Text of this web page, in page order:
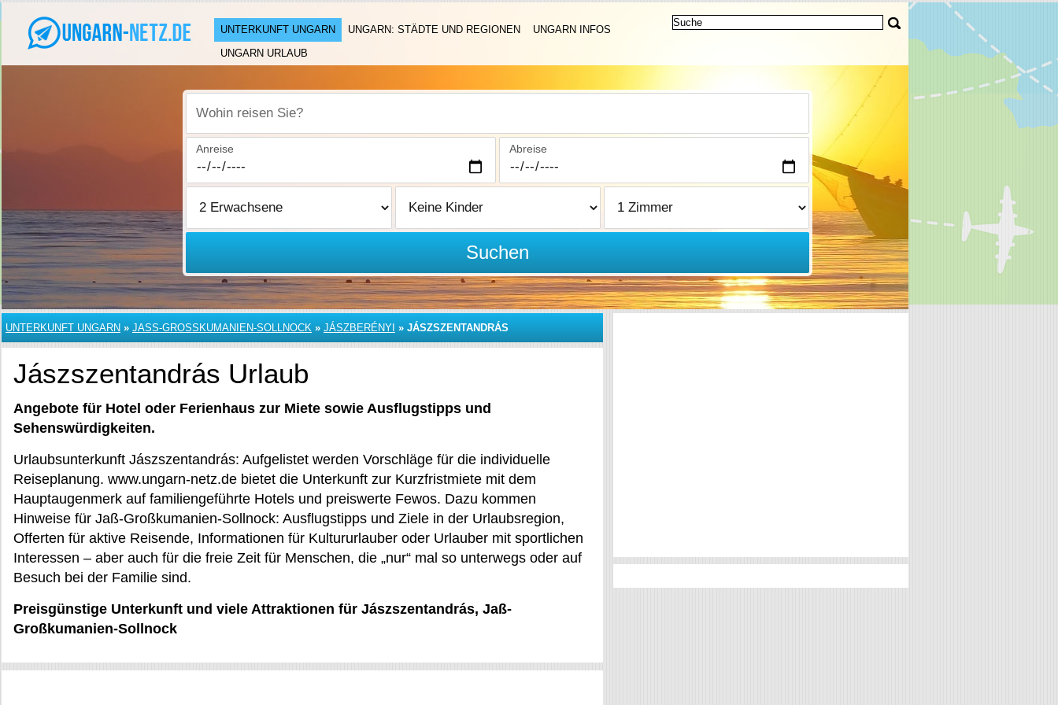
UNTERKUNFT UNGARN UNGARN: STÄDTE UND REGIONEN
UNGARN INFOS
UNGARN URLAUB
Wohin reisen Sie?
Anreise Abreise
Suchen
UNTERKUNFT UNGARN » JASS-GROSSKUMANIEN-SOLLNOCK » JÁSZBERÉNYI » JÁSZSZENTANDRÁS
Jászszentandrás Urlaub
Angebote für Hotel oder Ferienhaus zur Miete sowie Ausflugstipps und
Sehenswürdigkeiten.
Urlaubsunterkunft Jászszentandrás: Aufgelistet werden Vorschläge für die individuelle
Reiseplanung. www.ungarn-netz.de bietet die Unterkunft zur Kurzfristmiete mit dem
Hauptaugenmerk auf familiengeführte Hotels und preiswerte Fewos. Dazu kommen
Hinweise für Jaß-Großkumanien-Sollnock: Ausflugstipps und Ziele in der Urlaubsregion,
Offerten für aktive Reisende, Informationen für Kultururlauber oder Urlauber mit sportlichen
Interessen – aber auch für die freie Zeit für Menschen, die „nur“ mal so unterwegs oder auf
Besuch bei der Familie sind.
Preisgünstige Unterkunft und viele Attraktionen für Jászszentandrás, Jaß-
Großkumanien-Sollnock